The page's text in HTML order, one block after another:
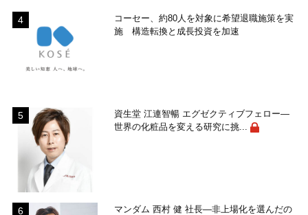
コーセー、約80人を対象に希望退職施策を実
施 構造転換と成長投資を加速
資生堂 江連智暢 エグゼクティブフェロー―
世界の化粧品を変える研究に挑...
マンダム 西村 健 社長―非上場化を選んだの